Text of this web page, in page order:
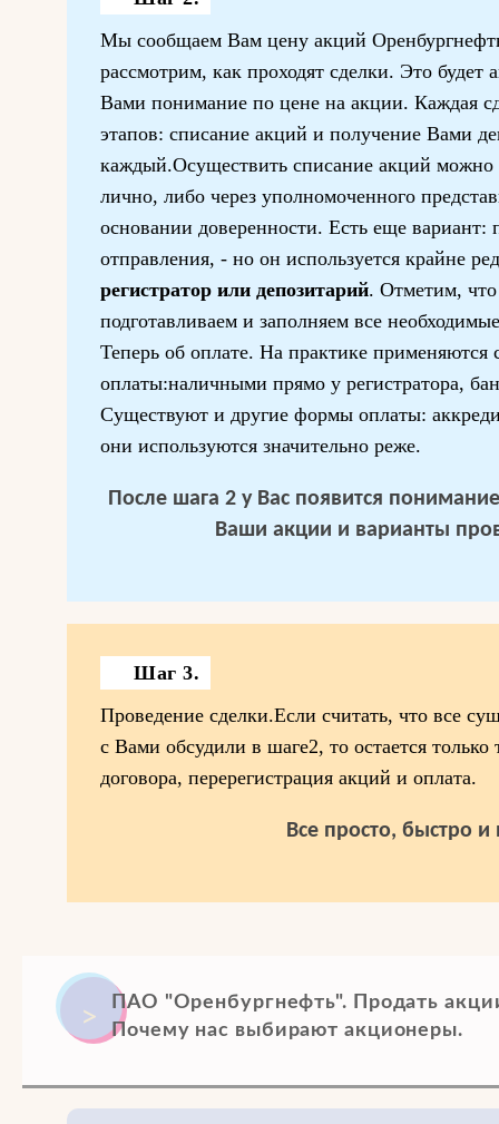
Мы сообщаем Вам цену акций
рассмотрим, как проходят сделки. Это будет
Вами понимание по цене на акции. Каждая
этапов: списание акций и получение Вами
каждый.Осуществить списание акций можно
лично, либо через уполномоченного
основании доверенности. Есть еще вариант:
отправления, - но он используется крайне
регистратор или депозитарий. Отметим, что
подготавливаем и заполняем все
Теперь об оплате. На практике
оплаты:наличными прямо у регистратора,
Существуют и другие формы оплаты:
они используются значительно реже.
После шага 2 у Вас появится понимание
Ваши акции и варианты
Шаг 3.
Проведение сделки.Если считать, что все
с Вами обсудили в шаге2, то остается только
договора, перерегистрация акций и оплата.
Все просто, быстро и
ПАО "Оренбургнефть". Продать
Почему нас выбирают акционеры.